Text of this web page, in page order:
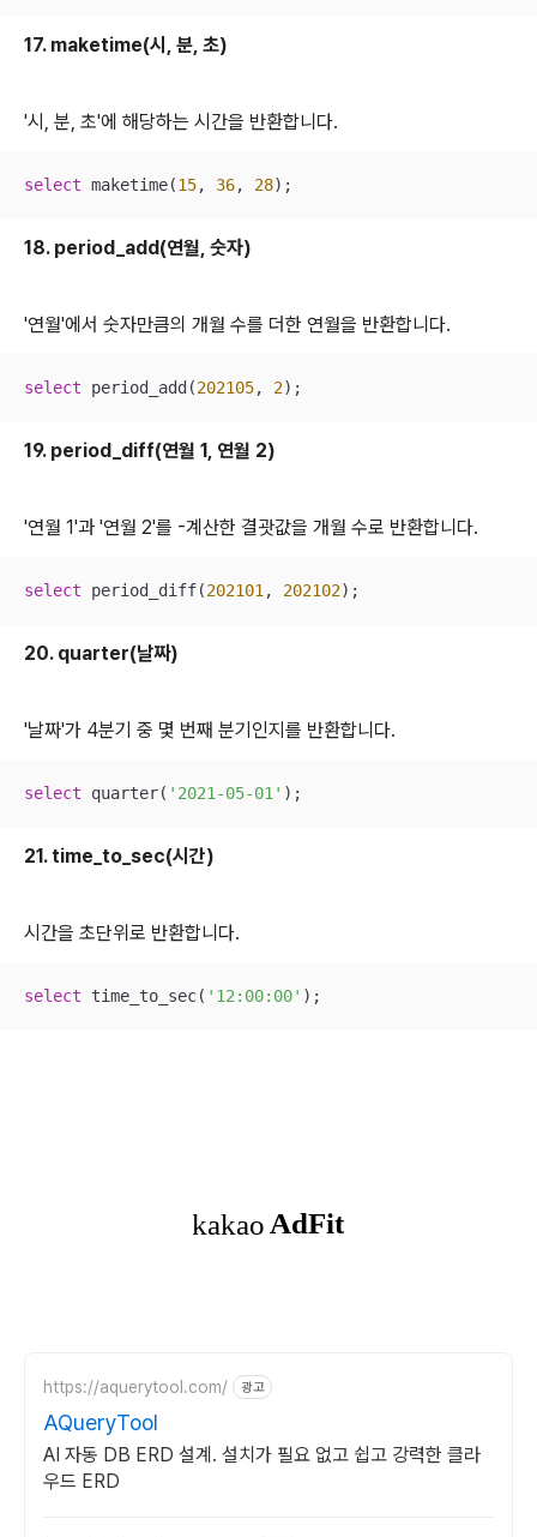
17. maketime(시, 분, 초)
'시, 분, 초'에 해당하는 시간을 반환합니다.
select maketime(15, 36, 28);
18. period_add(연월, 숫자)
'연월'에서 숫자만큼의 개월 수를 더한 연월을 반환합니다.
select period_add(202105, 2);
19. period_diff(연월 1, 연월 2)
'연월 1'과 '연월 2'를 -계산한 결괏값을 개월 수로 반환합니다.
select period_diff(202101 , 202102);
20. quarter(날짜)
'날짜'가 4분기 중 몇 번째 분기인지를 반환합니다.
select quarter( '2021-05-01' );
21. time_to_sec(시간)
시간을 초단위로 반환합니다.
select time_to_sec( '12:00:00' );
https://aquerytool.com/ 광고
AQueryTool
AI 자동 DB ERD 설계. 설치가 필요 없고 쉽고 강력한 클라
우드 ERD